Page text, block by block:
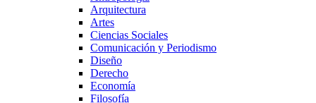
Arquitectura
Artes
Ciencias Sociales
Comunicación y Periodismo
Diseño
Derecho
Economía
Filosofía